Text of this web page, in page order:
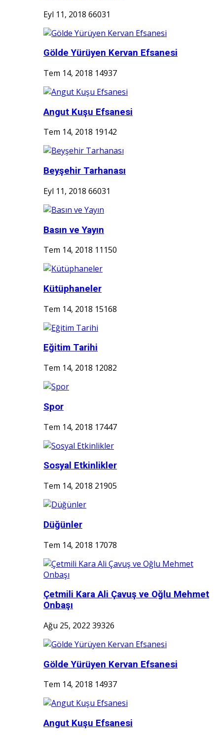
Eyl 11, 2018 66031
Gölde Yürüyen Kervan Efsanesi
Tem 14, 2018 14937
Angut Kuşu Efsanesi
Tem 14, 2018 19142
Beyşehir Tarhanası
Eyl 11, 2018 66031
Basın ve Yayın
Tem 14, 2018 11150
Kütüphaneler
Tem 14, 2018 15168
Eğitim Tarihi
Tem 14, 2018 12082
Spor
Tem 14, 2018 17447
Sosyal Etkinlikler
Tem 14, 2018 21905
Düğünler
Tem 14, 2018 17078
Çetmili Kara Ali Çavuş ve Oğlu Mehmet
Onbaşı
Ağu 25, 2022 39326
Gölde Yürüyen Kervan Efsanesi
Tem 14, 2018 14937
Angut Kuşu Efsanesi